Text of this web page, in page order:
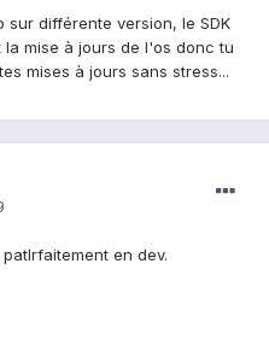
différente version, le SDK
mise à jours de l'os donc tu
mises à jours sans stress...
en dev.